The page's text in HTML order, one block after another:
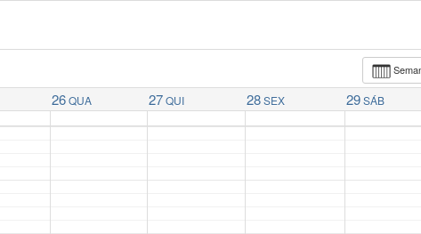
26 QUA 27 QUI 28 SEX 29 SÁB